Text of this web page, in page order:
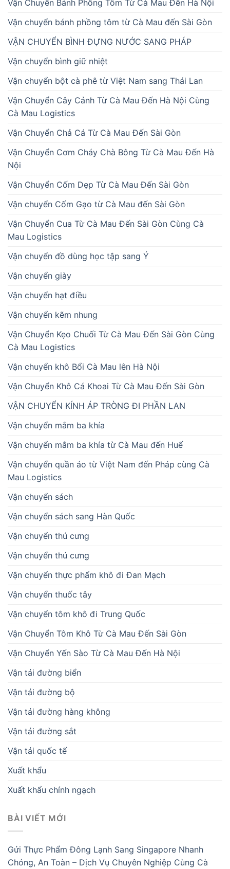
Vận Chuyển Bánh Phồng Tôm Từ Cà Mau Đến Hà Nội
Vận chuyển bánh phồng tôm từ Cà Mau đến Sài Gòn
VẬN CHUYỂN BÌNH ĐỰNG NƯỚC SANG PHÁP
Vận chuyển bình giữ nhiệt
Vận chuyển bột cà phê từ Việt Nam sang Thái Lan
Vận Chuyển Cây Cảnh Từ Cà Mau Đến Hà Nội Cùng
Cà Mau Logistics
Vận Chuyển Chả Cá Từ Cà Mau Đến Sài Gòn
Vận Chuyển Cơm Cháy Chà Bông Từ Cà Mau Đến Hà
Nội
Vận Chuyển Cốm Dẹp Từ Cà Mau Đến Sài Gòn
Vận chuyển Cốm Gạo từ Cà Mau đến Sài Gòn
Vận Chuyển Cua Từ Cà Mau Đến Sài Gòn Cùng Cà
Mau Logistics
Vận chuyển đồ dùng học tập sang Ý
Vận chuyển giày
Vận chuyển hạt điều
Vận chuyển kẽm nhung
Vận Chuyển Kẹo Chuối Từ Cà Mau Đến Sài Gòn Cùng
Cà Mau Logistics
Vận chuyển khô Bổi Cà Mau lên Hà Nội
Vận Chuyển Khô Cá Khoai Từ Cà Mau Đến Sài Gòn
VẬN CHUYỂN KÍNH ÁP TRÒNG ĐI PHẦN LAN
Vận chuyển mắm ba khía
Vận chuyển mắm ba khía từ Cà Mau đến Huế
Vận chuyển quần áo từ Việt Nam đến Pháp cùng Cà
Mau Logistics
Vận chuyển sách
Vận chuyển sách sang Hàn Quốc
Vận chuyển thú cưng
Vận chuyển thú cưng
Vận chuyển thực phẩm khô đi Đan Mạch
Vận chuyển thuốc tây
Vận chuyển tôm khô đi Trung Quốc
Vận Chuyển Tôm Khô Từ Cà Mau Đến Sài Gòn
Vận Chuyển Yến Sào Từ Cà Mau Đến Hà Nội
Vận tải đường biển
Vận tải đường bộ
Vận tải đường hàng không
Vận tải đường sắt
Vận tải quốc tế
Xuất khẩu
Xuất khẩu chính ngạch
BÀI VIẾT MỚI
Gửi Thực Phẩm Đông Lạnh Sang Singapore Nhanh
Chóng, An Toàn – Dịch Vụ Chuyên Nghiệp Cùng Cà